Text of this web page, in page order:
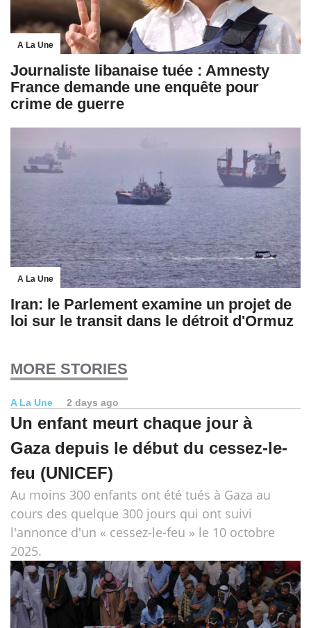
A La Une
Journaliste libanaise tuée : Amnesty
France demande une enquête pour
crime de guerre
A La Une
Iran: le Parlement examine un projet de
loi sur le transit dans le détroit d'Ormuz
MORE STORIES
A La Une 2 days ago
Un enfant meurt chaque jour à
Gaza depuis le début du cessez-le-
feu (UNICEF)
Au moins 300 enfants ont été tués à Gaza au
cours des quelque 300 jours qui ont suivi
l'annonce d'un « cessez-le-feu » le 10 octobre
2025.